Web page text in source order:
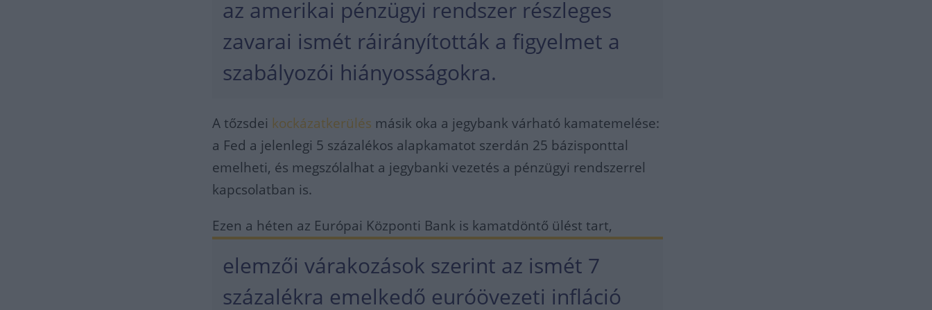
az amerikai pénzügyi rendszer részleges
zavarai ismét ráirányították a figyelmet a
szabályozói hiányosságokra.
A tőzsdei kockázatkerülés másik oka a jegybank várható kamatemelése:
a Fed a jelenlegi 5 százalékos alapkamatot szerdán 25 bázisponttal
emelheti, és megszólalhat a jegybanki vezetés a pénzügyi rendszerrel
kapcsolatban is.
Ezen a héten az Európai Központi Bank is kamatdöntő ülést tart,
elemzői várakozások szerint az ismét 7
százalékra emelkedő euróövezeti infláció